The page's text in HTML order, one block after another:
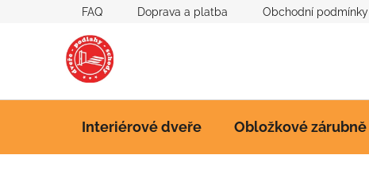
FAQ Doprava a platba Obchodní podmínky
Interiérové dveře Obložkové zárubně